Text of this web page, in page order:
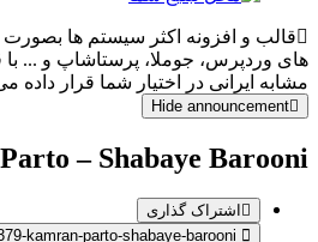
قالب و افزونه اکثر سیستم ها
های وردپرس، جوملا، پرستاشاپ و ...
مشابه ایرانی در اختیار شما قرار داده
Hide announcement
– Shabaye Barooni
اشتراک گذاری